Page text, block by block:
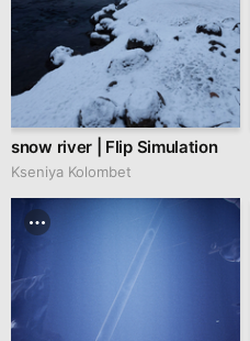
snow river | Flip Simulation
Kseniya Kolombet